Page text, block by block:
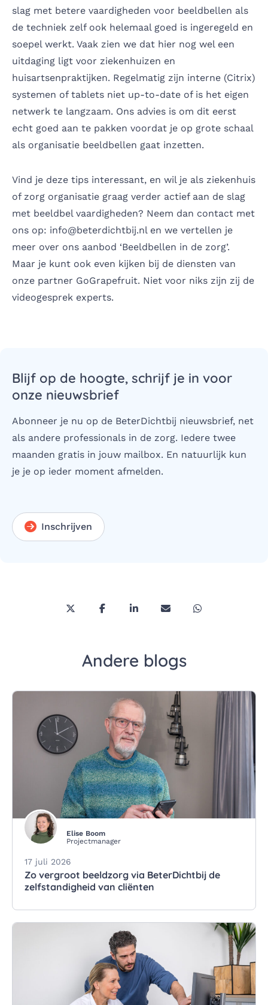
slag met betere vaardigheden voor beeldbellen als
de techniek zelf ook helemaal goed is ingeregeld en
soepel werkt. Vaak zien we dat hier nog wel een
uitdaging ligt voor ziekenhuizen en
huisartsenpraktijken. Regelmatig zijn interne (Citrix)
systemen of tablets niet up-to-date of is het eigen
netwerk te langzaam. Ons advies is om dit eerst
echt goed aan te pakken voordat je op grote schaal
als organisatie beeldbellen gaat inzetten.
Vind je deze tips interessant, en wil je als ziekenhuis
of zorg organisatie graag verder actief aan de slag
met beeldbel vaardigheden? Neem dan contact met
ons op: info@beterdichtbij.nlen we vertellen je
meer over ons aanbod ‘Beeldbellen in de zorg’.
Maar je kunt ook even kijken bij de diensten van
onze partner GoGrapefruit. Niet voor niks zijn zij de
videogesprek experts.
Blijf op de hoogte, schrijf je in voor
onze nieuwsbrief
Abonneer je nu op de BeterDichtbij nieuwsbrief, net
als andere professionals in de zorg. Iedere twee
maanden gratis in jouw mailbox. En natuurlijk kun
je je op ieder moment afmelden.
Inschrijven
Deel deze pagina via Twitter/X
Deel deze pagina op Facebook
Deel deze pagina op
Deel deze pagina via
Deel deze
Andere blogs
Elise Boom
Projectmanager
17 juli 2026
Zo vergroot beeldzorg via BeterDichtbij de
zelfstandigheid van cliënten